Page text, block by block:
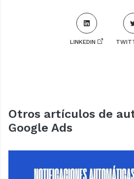
LINKEDIN
Otros artículos de
Google Ads